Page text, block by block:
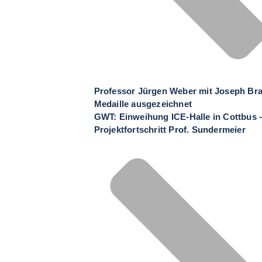
Professor Jürgen Weber mit Joseph
Medaille ausgezeichnet
GWT: Einweihung ICE-Halle in Cottbus
Projektfortschritt Prof. Sundermeier